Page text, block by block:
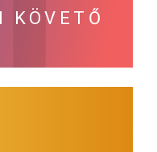
KÖVETŐ